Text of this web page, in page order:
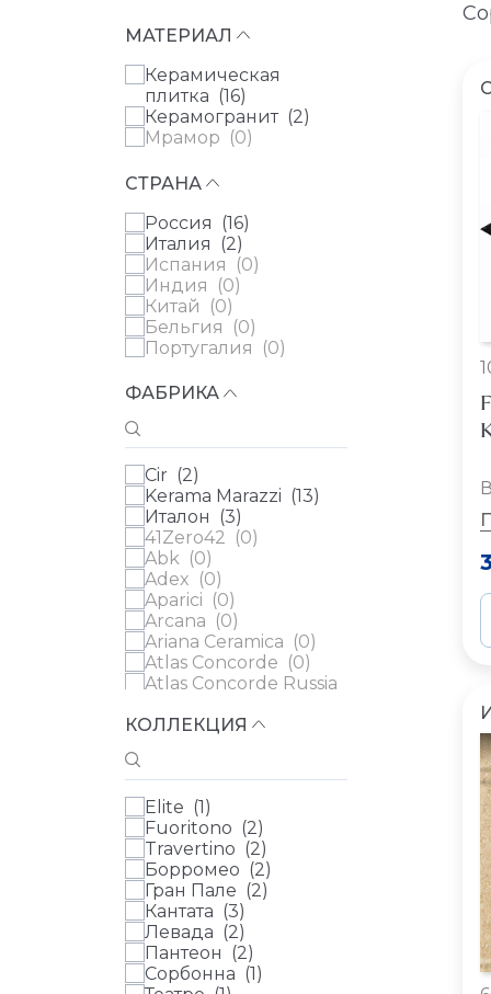
МАТЕРИАЛ
Керамическая
плитка (16)
Керамогранит (2)
Мрамор (0)
СТРАНА
Россия (16)
Италия (2)
Испания (0)
Индия (0)
Китай (0)
Бельгия (0)
Португалия (0)
ФАБРИКА
Cir (2)
Kerama Marazzi (13)
Италон (3)
41Zero42 (0)
Abk (0)
Adex (0)
Aparici (0)
Arcana (0)
Ariana Ceramica (0)
Atlas Concorde (0)
Atlas Concorde Russia
Ava (0)
Century (
Ceramica Ribesalbes
( 0)
Ceramica Vilar Albaro
(0)
Cerdomus (
Cifre (0)
Колизеумгрэс
(Coliseumgres) (
КОЛЛЕКЦИЯ
Elite (1)
Fuoritono (2)
Travertino (2)
Борромео (2)
Гран Пале (2)
Кантата (3)
Левада (2)
Пантеон (2)
Сорбонна (1)